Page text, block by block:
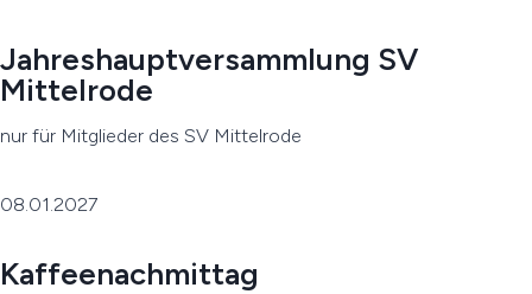
Jahreshauptversammlung SV
Mittelrode
nur für Mitglieder des SV Mittelrode
08.01.2027
Kaffeenachmittag